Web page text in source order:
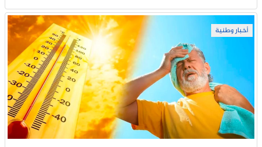
أخبار وطنية